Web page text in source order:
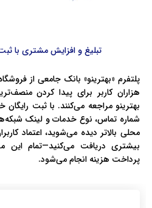
تبلیغ و افزایش مشتری با
پلتفرم «بهترینو» بانک جامعی از
هزاران کاربر برای پیدا کردن
بهترینو مراجعه می‌کنند. با ثبت
شماره تماس، نوع خدمات و لینک
محلی بالاتر دیده می‌شوید، اعتماد
بیشتری دریافت می‌کنید—تمام
پرداخت هزینه انجام می‌شود.